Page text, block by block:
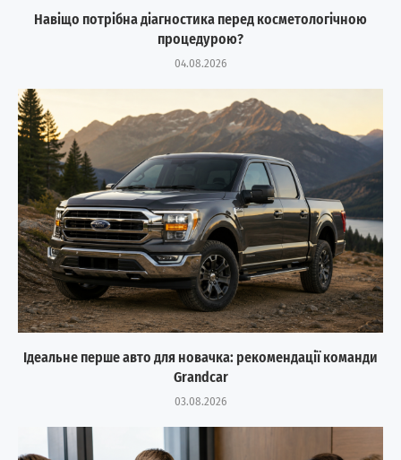
Навіщо потрібна діагностика перед косметологічною
процедурою?
04.08.2026
Ідеальне перше авто для новачка: рекомендації команди
Grandcar
03.08.2026